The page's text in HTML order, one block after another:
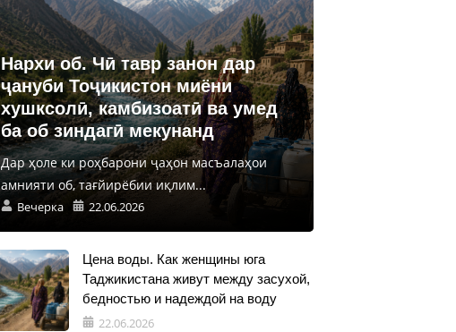
Нархи об. Чӣ тавр занон дар
ҷануби Тоҷикистон миёни
хушксолӣ, камбизоатӣ ва умед
ба об зиндагӣ мекунанд
Дар ҳоле ки роҳбарони ҷаҳон масъалаҳои
амнияти об, тағйирёбии иқлим...
Вечерка 22.06.2026
Цена воды. Как женщины юга
Таджикистана живут между засухой,
бедностью и надеждой на воду
22.06.2026